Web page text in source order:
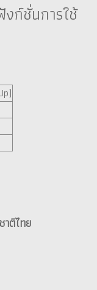
ก์ชั่นการใช้
ติไทย